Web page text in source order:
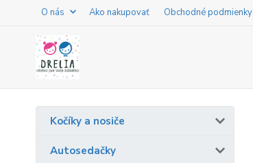
O nás Ako nakupovať Obchodné podmienky
Kočíky a nosiče
Autosedačky